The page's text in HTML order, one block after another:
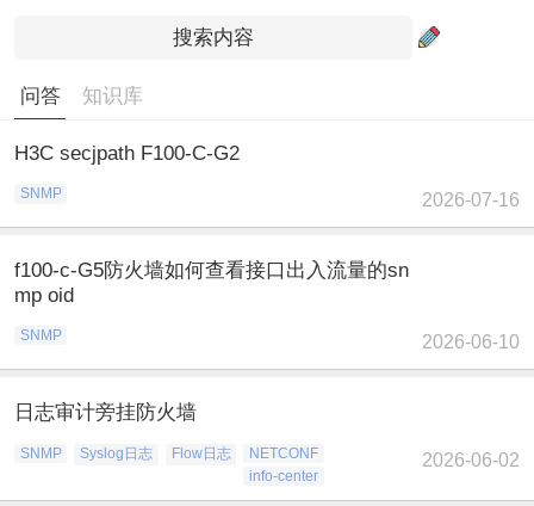
问答 知识库
H3C secjpath F100-C-G2
SNMP 2026-07-16
f100-c-G5防火墙如何查看接口出入流量的sn
mp oid
SNMP 2026-06-10
日志审计旁挂防火墙
SNMP Syslog日志 Flow日志
NETCONF
info-center
2026-06-02